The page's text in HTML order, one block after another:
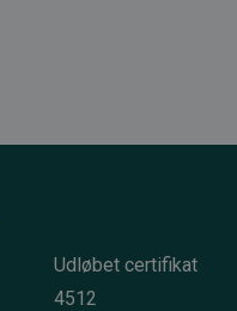
Udløbet certifikat
4512